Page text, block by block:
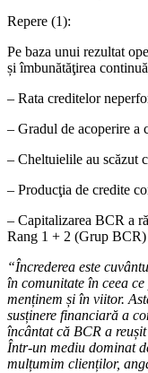
Repere (1):
Pe baza unui rezultat
și îmbunătăţirea
– Rata creditelor
– Gradul de acoperire a
– Cheltuielile au scăzut
– Producţia de credite
– Capitalizarea BCR a
Rang 1 + 2 (Grup
“Încrederea este
în comunitate în ceea
menținem și în viitor.
susținere financiară a
încântat că BCR a
Într-un mediu dominat
mulțumim clienților,